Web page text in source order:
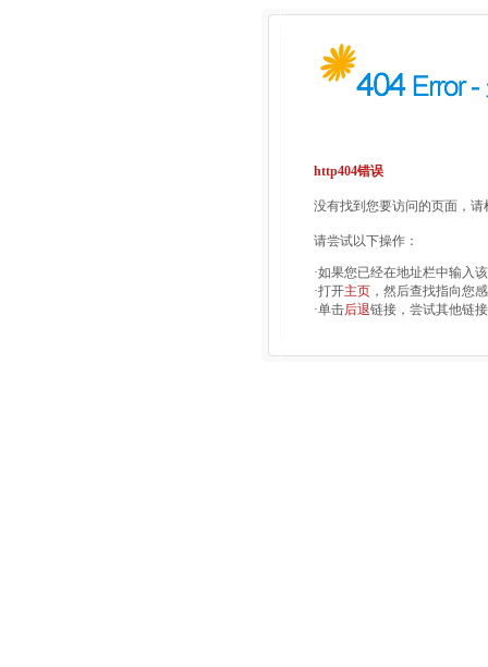
http404错误
没有找到您要访问的页面，
请尝试以下操作：
·如果您已经在地址栏中输入
·打开主页 ，然后查找指向您
·单击后退链接，尝试其他链